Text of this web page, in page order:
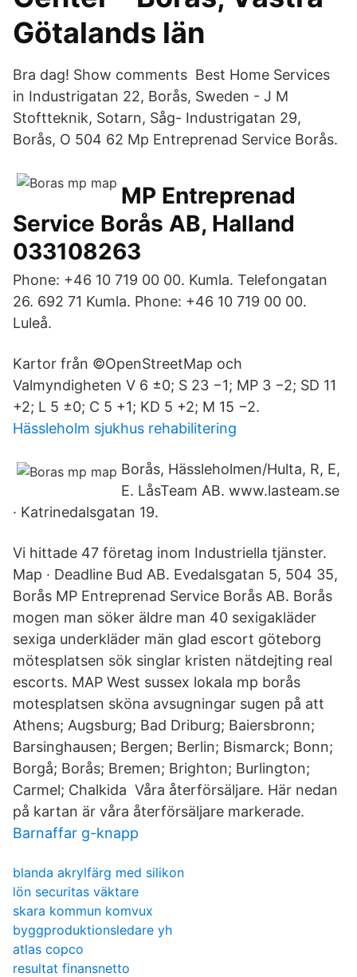
Götalands län
Bra dag! Show comments Best Home Services
in Industrigatan 22, Borås, Sweden - J M
Stoftteknik, Sotarn, Såg- Industrigatan 29,
Borås, O 504 62 Mp Entreprenad Service Borås.
MP Entreprenad
Service Borås AB, Halland
033108263
Phone: +46 10 719 00 00. Kumla. Telefongatan
26. 692 71 Kumla. Phone: +46 10 719 00 00.
Luleå.
Kartor från ©OpenStreetMap och
Valmyndigheten V 6 ±0; S 23 −1; MP 3 −2; SD 11
+2; L 5 ±0; C 5 +1; KD 5 +2; M 15 −2.
Hässleholm sjukhus rehabilitering
Borås, Hässleholmen/Hulta, R, E,
E. LåsTeam AB. www.lasteam.se
· Katrinedalsgatan 19.
Vi hittade 47 företag inom Industriella tjänster.
Map · Deadline Bud AB. Evedalsgatan 5, 504 35,
Borås MP Entreprenad Service Borås AB. Borås
mogen man söker äldre man 40 sexigakläder
sexiga underkläder män glad escort göteborg
mötesplatsen sök singlar kristen nätdejting real
escorts. MAP West sussex lokala mp borås
motesplatsen sköna avsugningar sugen på att
Athens; Augsburg; Bad Driburg; Baiersbronn;
Barsinghausen; Bergen; Berlin; Bismarck; Bonn;
Borgå; Borås; Bremen; Brighton; Burlington;
Carmel; Chalkida Våra återförsäljare. Här nedan
på kartan är våra återförsäljare markerade.
Barnaffar g-knapp
blanda akrylfärg med silikon
lön securitas väktare
skara kommun komvux
byggproduktionsledare yh
atlas copco
resultat finansnetto